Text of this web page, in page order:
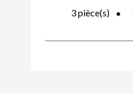
3pièce(s)